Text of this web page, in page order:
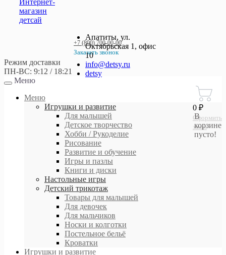
+7 (800) 700-00-00
Заказать звонок
+7 (800) 700-00-00
Апатиты, ул.
Октябрьская 1, офис
10
info@detsy.ru
detsy
Режим доставки
ПН-ВС: 9:12 / 18:21
В
корзине
пусто!
0 ₽
Оформить
заказ
Меню
Меню
Игрушки и развитие
Для малышей
Детское творчество
Хобби / Рукоделие
Рисование
Развитие и обучение
Игры и пазлы
Книги и диски
Настольные игры
Детский трикотаж
Товары для малышей
Для девочек
Для мальчиков
Носки и колготки
Постельное бельё
Кроватки
Игрушки и развитие